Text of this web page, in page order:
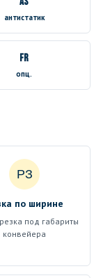
антистатик
FR
опц.
РЗ
по ширине
под габариты
конвейера